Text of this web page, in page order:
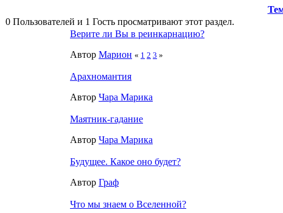
0 Пользователей и 1 Гость просматривают этот раздел.
Верите ли Вы в реинкарнацию?
Автор Марион « 1 2 3 »
Арахномантия
Автор Чара Марика
Маятник-гадание
Автор Чара Марика
Будущее. Какое оно будет?
Автор Граф
Что мы знаем о Вселенной?